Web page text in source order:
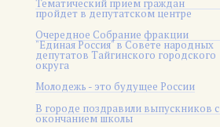
Тематический прием граждан
пройдет в депутатском центре
Очередное Собрание фракции
"Единая Россия" в Совете народных
депутатов Тайгинского городского
округа
Молодежь - это будущее России
В городе поздравили выпускников с
окончанием школы